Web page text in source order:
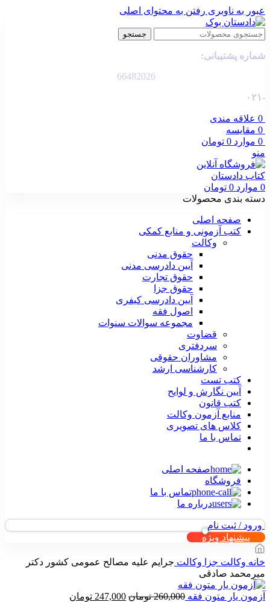
عبور به ناوبری رفتن به محتوای اصلی
جستجو
شماره پشتیبانی:
66482026
-۰۲۱
0 علاقه مندی
0 مقایسه
0 موارد 0 تومان
منو
0 موارد 0 تومان
دسته بندی محصولات
صفحه اصلی
کتب آزمونی و منابع کمکی
وکالت
حقوق مدنی
آیین دادرسی مدنی
حقوق تجارت
حقوق جزا
آیین دادرسی کیفری
اصول فقه
مجموعه سوالات سنوات
قضاوت
سردفتری
مشاوران حقوقی
کارشناسی ارشد
کتب تست
آیین نگارش و لوایح
کتب قانون
منابع آزمون وکالت
کلاس های تصویری
تماس با ما
صفحه اصلی
فروشگاه
تماس با ما
درباره ما
ورود / ثبت نام
پیشنهاد ویژه
خانه وکالت جزا وکالت جرایم علیه مصالح عمومی کشور دکتر
میرمحمد صادقی
آزمون یار متون فقه 260,000 تومان قیمت
247,000 تومان